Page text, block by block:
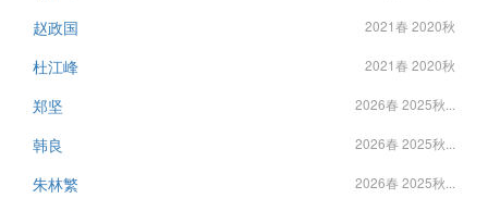
赵政国 2021春 2020秋
杜江峰 2021春 2020秋
郑坚 2026春 2025秋...
韩良 2026春 2025秋...
朱林繁 2026春 2025秋...